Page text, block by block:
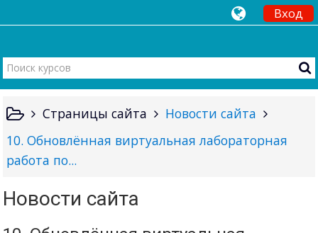
Вход
Страницы сайта
Новости сайта
10. Обновлённая виртуальная лабораторная
работа по...
Новости сайта